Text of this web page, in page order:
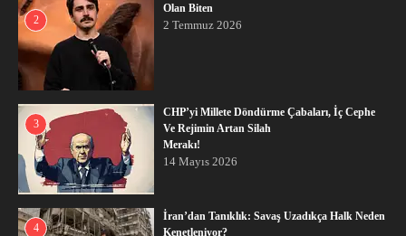
2
Olan Biten
2 Temmuz 2026
3
CHP’yi Millete Döndürme Çabaları, İç Cephe
Ve Rejimin Artan Silah
Merakı!
14 Mayıs 2026
4
İran’dan Tanıklık: Savaş Uzadıkça Halk Neden
Kenetleniyor?